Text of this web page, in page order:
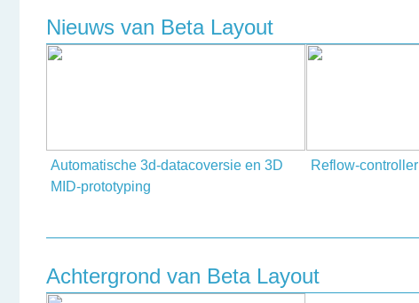
Telefoonnummer
Onderwerp
Nieuws van Beta Layout
Automatische 3d-datacoversie en 3D
MID-prototyping
Reflow-controller
Achtergrond van Beta Layout